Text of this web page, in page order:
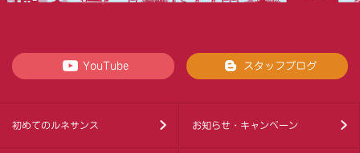
YouTube スタッフブログ
初めてのルネサンス お知らせ・キャンペーン